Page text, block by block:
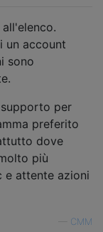
un account
sono
per
preferito
dove
più
e attente azioni
CMM